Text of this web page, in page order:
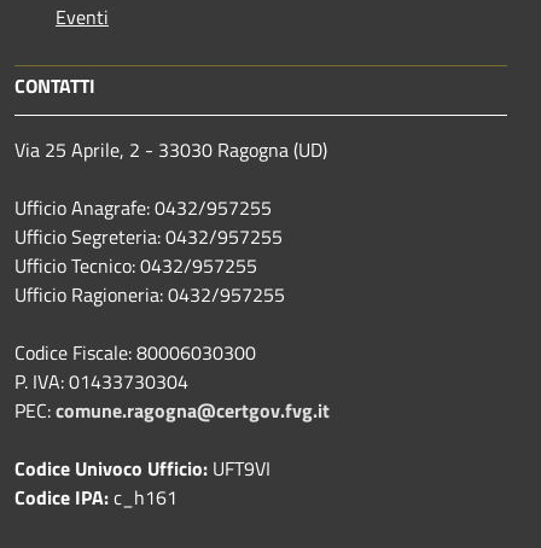
Eventi
CONTATTI
Via 25 Aprile, 2 - 33030 Ragogna (UD)
Ufficio Anagrafe: 0432/957255
Ufficio Segreteria: 0432/957255
Ufficio Tecnico: 0432/957255
Ufficio Ragioneria: 0432/957255
Codice Fiscale: 80006030300
P. IVA: 01433730304
PEC:comune.ragogna@certgov.fvg.it
Codice Univoco Ufficio: UFT9VI
Codice IPA:c_h161